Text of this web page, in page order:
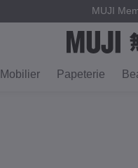
MUJI
Mobilier Papeterie